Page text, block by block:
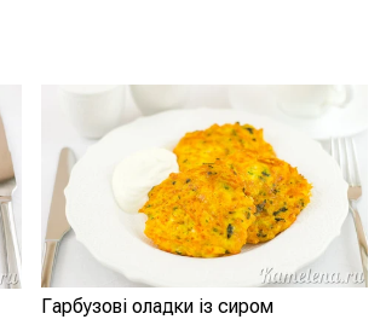
Гарбузові оладки із сиром